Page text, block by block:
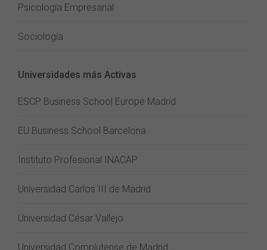
Psicología Empresarial
Sociología
Universidades más Activas
ESCP Business School Europe Madrid
EU Business School Barcelona
Instituto Profesional INACAP
Universidad Carlos III de Madrid
Universidad César Vallejo
Universidad Complutense de Madrid